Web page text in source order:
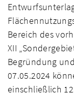
Bereich des
XII
Begründung
07.05.2024
einschließlich